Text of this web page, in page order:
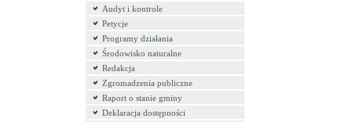
Audyt i kontrole
Petycje
Programy działania
Środowisko naturalne
Redakcja
Zgromadzenia publiczne
Raport o stanie gminy
Deklaracja dostępności